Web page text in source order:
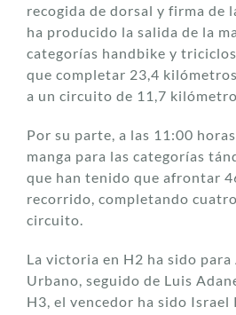
recogida de dorsal y firma de
ha producido la salida de la
categorías handbike y
que completar 23,4
a un circuito de 11,7
Por su parte, a las 11:00
manga para las categorías
que han tenido que afrontar
recorrido, completando
circuito.
La victoria en H2 ha sido para
Urbano, seguido de Luis
H3, el vencedor ha sido Israel